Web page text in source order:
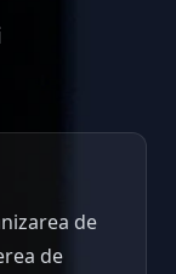
de
de